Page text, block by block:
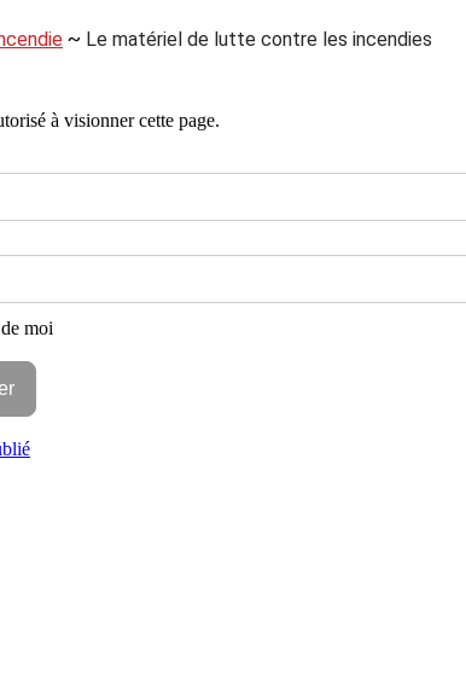
~ Le matériel de lutte contre les incendies
à visionner cette page.
moi